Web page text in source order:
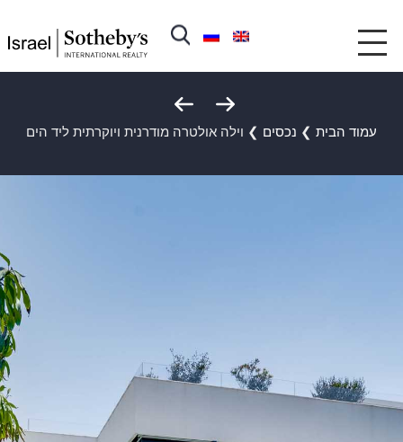
עמוד הבית ❯ נכסים ❯ וילה אולטרה מודרנית ויוקרתית ליד הים